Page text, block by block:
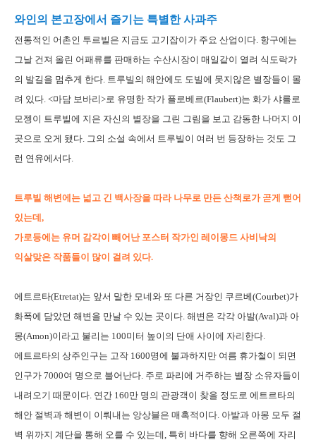
와인의 본고장에서 즐기는 특별한 사과주
전통적인 어촌인 투르빌은 지금도 고기잡이가 주요 산업이다. 항구에는
그날 건져 올린 어패류를 판매하는 수산시장이 매일같이 열려 식도락가
의 발길을 멈추게 한다. 트루빌의 해안에도 도빌에 못지않은 별장들이 몰
려 있다. <마담 보바리>로 유명한 작가 플로베르(Flaubert)는 화가 샤를로
모젱이 트루빌에 지은 자신의 별장을 그린 그림을 보고 감동한 나머지 이
곳으로 오게 됐다. 그의 소설 속에서 트루빌이 여러 번 등장하는 것도 그
런 연유에서다.
트루빌 해변에는 넓고 긴 백사장을 따라 나무로 만든 산책로가 곧게 뻗어
있는데,
가로등에는 유머 감각이 빼어난 포스터 작가인 레이몽드 사비낙의
익살맞은 작품들이 많이 걸려 있다.
에트르타(Etretat)는 앞서 말한 모네와 또 다른 거장인 쿠르베(Courbet)가
화폭에 담았던 해변을 만날 수 있는 곳이다. 해변은 각각 아발(Aval)과 아
몽(Amon)이라고 불리는 100미터 높이의 단애 사이에 자리한다.
에트르타의 상주인구는 고작 1600명에 불과하지만 여름 휴가철이 되면
인구가 7000여 명으로 불어난다. 주로 파리에 거주하는 별장 소유자들이
내려오기 때문이다. 연간 160만 명의 관광객이 찾을 정도로 에트르타의
해안 절벽과 해변이 이뤄내는 앙상블은 매혹적이다. 아발과 아몽 모두 절
벽 위까지 계단을 통해 오를 수 있는데, 특히 바다를 향해 오른쪽에 자리